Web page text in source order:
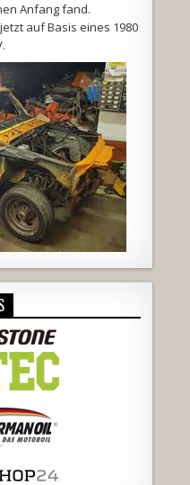
Anfang fand.
auf Basis eines 1980